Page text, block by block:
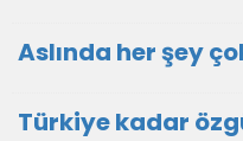
Aslında her şey
Türkiye kadar